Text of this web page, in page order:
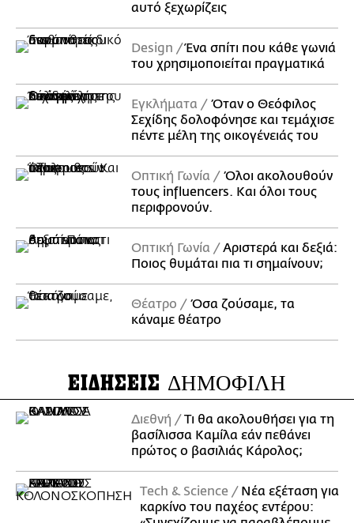
αυτό ξεχωρίζεις
Design
Ένα σπίτι που κάθε γωνιά
του χρησιμοποιείται πραγματικά
Εγκλήματα
Όταν ο Θεόφιλος
Σεχίδης δολοφόνησε και τεμάχισε
πέντε μέλη της οικογένειάς του
Οπτική Γωνία
Όλοι ακολουθούν
τους influencers. Και όλοι τους
περιφρονούν.
Οπτική Γωνία
Αριστερά και δεξιά:
Ποιος θυμάται πια τι σημαίνουν;
Θέατρο
Όσα ζούσαμε, τα
κάναμε θέατρο
ΕΙΔΗΣΕΙΣ ΔΗΜΟΦΙΛΗ
Διεθνή
Τι θα ακολουθήσει για τη
βασίλισσα Καμίλα εάν πεθάνει
πρώτος ο βασιλιάς Κάρολος;
Τech & Science
Νέα εξέταση για
καρκίνο του παχέος εντέρου: